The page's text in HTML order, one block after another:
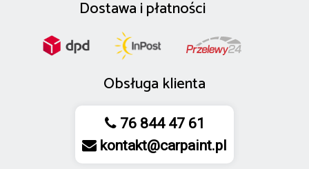
Dostawaipłatności
Obsługa klienta
76 844 47 61
kontakt@carpaint.pl